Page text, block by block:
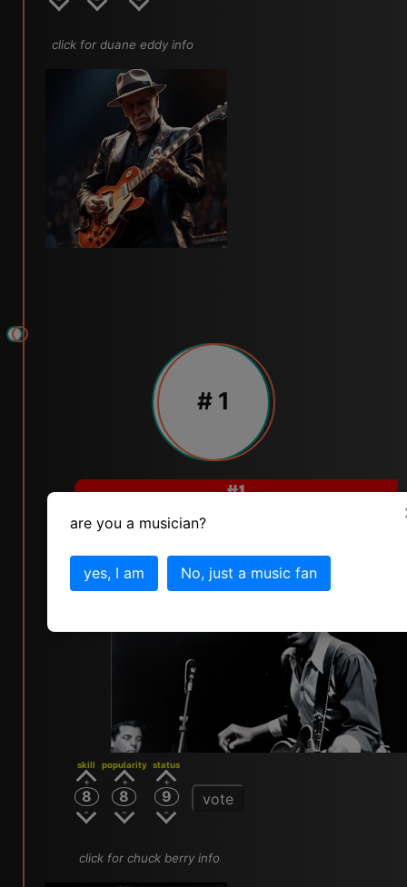
click for duane eddy info
# 1
#1
skill
8
popularity
8
status
9 vote
click for chuck berry info
are you a musician?
yes, I am No, just a music fan